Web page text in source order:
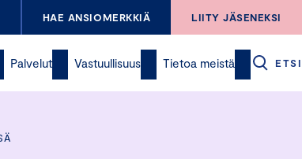
HAE ANSIOMERKKIÄ LIITY JÄSENEKSI
Palvelut Vastuullisuus Tietoa meistä ETSI